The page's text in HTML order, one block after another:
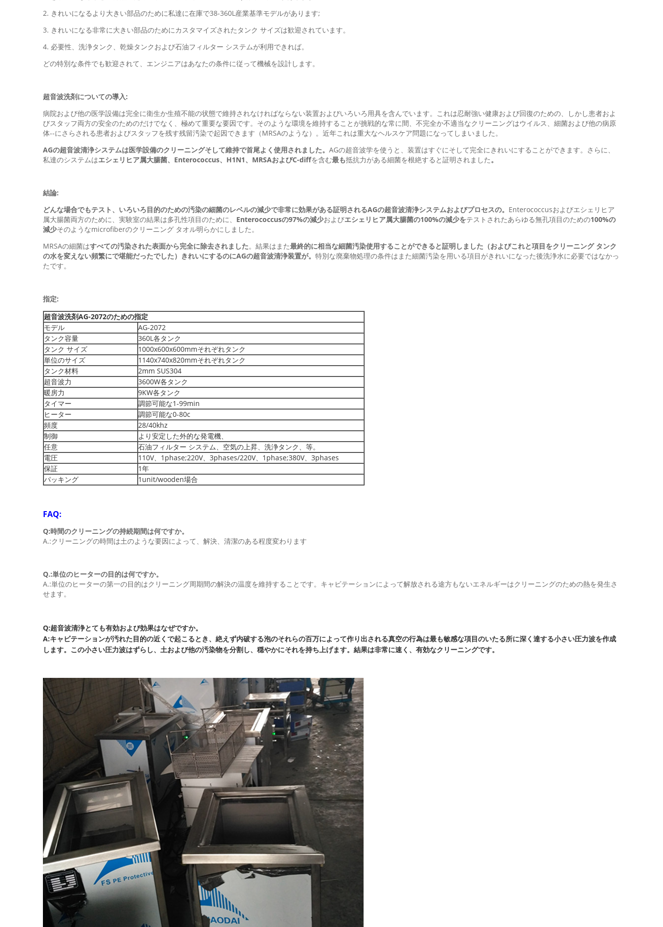
2. きれいになるより大きい部品のために私達に在庫で38-360L産業基準モデルがあります;
3. きれいになる非常に大きい部品のためにカスタマイズされたタンク サイズは歓迎されています。
4. 必要性、洗浄タンク、乾燥タンクおよび石油フィルター システムが利用できれば。
どの特別な条件でも歓迎されて、エンジニアはあなたの条件に従って機械を設計します。
超音波洗剤についての導入:
病院および他の医学設備は完全に衛生か生殖不能の状態で維持されなければならない装置およびいろいろ用具を含んでいます。これは忍耐強い健康および回復のための、しかし患者およ
びスタッフ両方の安全のためのだけでなく、極めて重要な要因です。そのような環境を維持することが挑戦的な常に間、不完全か不適当なクリーニングはウイルス、細菌および他の病原
体--にさらされる患者およびスタッフを残す残留汚染で起因できます（MRSAのような）。近年これは重大なヘルスケア問題になってしまいました。
AGの超音波清浄システムは医学設備のクリーニングそして維持で首尾よく使用されました。 AGの超音波学を使うと、装置はすぐにそして完全にきれいにすることができます。さらに、
私達のシステムはエシェリヒア属大腸菌、Enterococcus、H1N1、MRSAおよびC-diffを含む最も抵抗力がある細菌を根絶すると証明されました。
結論:
どんな場合でもテスト、いろいろ目的のための汚染の細菌のレベルの減少で非常に効果がある証明されるAGの超音波清浄システムおよびプロセスの。 Enterococcusおよびエシェリヒア
属大腸菌両方のために、実験室の結果は多孔性項目のために、 Enterococcusの97%の減少およびエシェリヒア属大腸菌の100%の減少をテストされたあらゆる無孔項目のための100%の
減少そのようなmicrofiberのクリーニング タオル明らかにしました。
MRSAの細菌はすべての汚染された表面から完全に除去されました。結果はまた最終的に相当な細菌汚染使用することができると証明しました（およびこれと項目をクリーニング タンク
の水を変えない頻繁にで堪能だったでした）きれいにするのにAGの超音波清浄装置が。 特別な廃棄物処理の条件はまた細菌汚染を用いる項目がきれいになった後洗浄水に必要ではなかっ
たです。
指定:
超音波洗剤AG-2072のための指定
モデル
AG-2072
タンク容量
360L各タンク
タンク サイズ
1000x600x600mmそれぞれタンク
単位のサイズ
1140x740x820mmそれぞれタンク
タンク材料
2mm SUS304
超音波力
3600W各タンク
暖房力
9KW各タンク
タイマー
調節可能な1-99min
ヒーター
調節可能な0-80c
頻度
28/40khz
制御
より安定した外的な発電機、
任意
石油フィルター システム、空気の上昇、洗浄タンク、等。
電圧
110V、1phase;220V、3phases/220V、1phase;380V、3phases
保証
1年
パッキング
1unit/wooden場合
FAQ:
Q:時間のクリーニングの持続期間は何ですか。
A.:クリーニングの時間は土のような要因によって、解決、清潔のある程度変わります
Q.:単位のヒーターの目的は何ですか。
A.:単位のヒーターの第一の目的はクリーニング周期間の解決の温度を維持することです。キャビテーションによって解放される途方もないエネルギーはクリーニングのための熱を発生さ
せます。
Q:超音波清浄とても有効および効果はなぜですか。
A:キャビテーションが汚れた目的の近くで起こるとき、絶えず内破する泡のそれらの百万によって作り出される真空の行為は最も敏感な項目のいたる所に深く達する小さい圧力波を作成
します。この小さい圧力波はずらし、土および他の汚染物を分割し、穏やかにそれを持ち上げます。結果は非常に速く、有効なクリーニングです。